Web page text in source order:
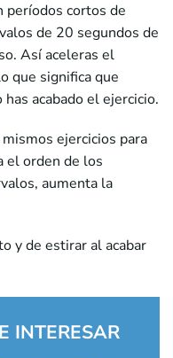
períodos cortos de
de 20 segundos de
Así aceleras el
que significa que
acabado el ejercicio.
ejercicios para
el orden de los
aumenta la
y de estirar al acabar
INTERESAR